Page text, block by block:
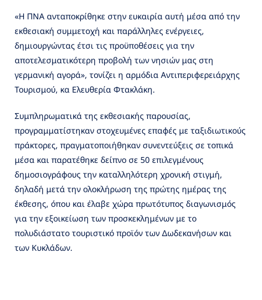
«Η ΠΝΑ ανταποκρίθηκε στην ευκαιρία αυτή μέσα από την
εκθεσιακή συμμετοχή και παράλληλες ενέργειες,
δημιουργώντας έτσι τις προϋποθέσεις για την
αποτελεσματικότερη προβολή των νησιών μας στη
γερμανική αγορά», τονίζει η αρμόδια Αντιπεριφερειάρχης
Τουρισμού, κα Ελευθερία Φτακλάκη.
Συμπληρωματικά της εκθεσιακής παρουσίας,
προγραμματίστηκαν στοχευμένες επαφές με ταξιδιωτικούς
πράκτορες, πραγματοποιήθηκαν συνεντεύξεις σε τοπικά
μέσα και παρατέθηκε δείπνο σε 50 επιλεγμένους
δημοσιογράφους την καταλληλότερη χρονική στιγμή,
δηλαδή μετά την ολοκλήρωση της πρώτης ημέρας της
έκθεσης, όπου και έλαβε χώρα πρωτότυπος διαγωνισμός
για την εξοικείωση των προσκεκλημένων με το
πολυδιάστατο τουριστικό προϊόν των Δωδεκανήσων και
των Κυκλάδων.